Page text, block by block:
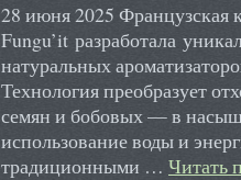
28 июня 2025 Французская
Fungu’it разработала
натуральных
Технология преобразует
семян и бобовых — в
использование воды и
традиционными … Читать